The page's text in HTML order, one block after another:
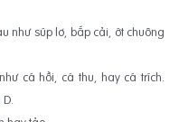
như súp lơ, bắp cải, ớt chuông
cá hồi, cá thu, hay cá trích.